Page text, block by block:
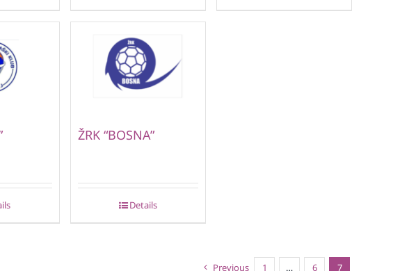
ŽRK “BOSNA”
Details
Previous 1 … 6 7